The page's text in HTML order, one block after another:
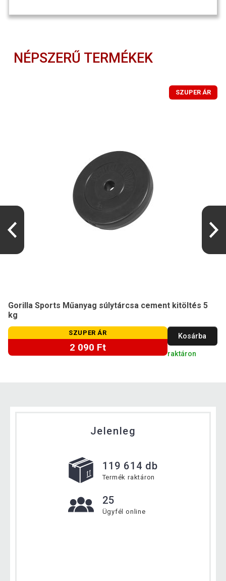
NÉPSZERŰ TERMÉKEK
SZUPER ÁR
Gorilla Sports Műanyag súlytárcsa cement kitöltés 5
kg
SZUPER ÁR
2 090 Ft
Kosárba
raktáron
Jelenleg
119 614 db
Termék raktáron
25
Ügyfél online